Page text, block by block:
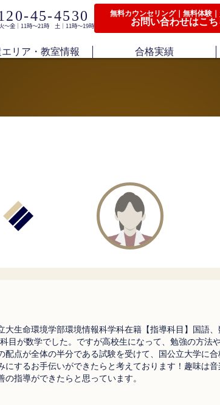
45-4530
火〜金｜11時〜21時 土｜11時〜19時
無料カウンセリング｜無料体験
お問い合わせはこち
リア・教室情報 合格実績
大生命環境学部環境情報科学科在籍【指導科目】国語
目が数学でした。ですが高校生になって、勉強の方法
配点が全体の半分である試験を受けて、国公立大学に
にするお手伝いができたらと考えております！趣味は
指導ができたらと思っています。